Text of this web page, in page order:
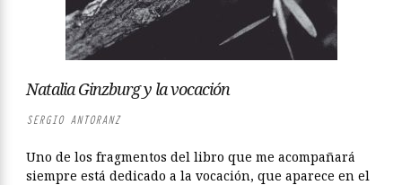
Natalia Ginzburg y la vocación
SERGIO ANTORANZ
Uno de los fragmentos del libro que me acompañará
siempre está dedicado a la vocación, que aparece en el